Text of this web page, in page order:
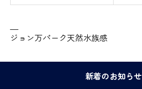
—
ジョン万パーク天然水族感
新着のお知らせ